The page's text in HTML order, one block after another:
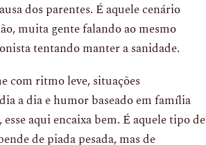
dos parentes. É aquele cenário
muita gente falando ao mesmo
tentando manter a sanidade.
com ritmo leve, situações
a dia e humor baseado em família
aqui encaixa bem. É aquele tipo de
de piada pesada, mas de